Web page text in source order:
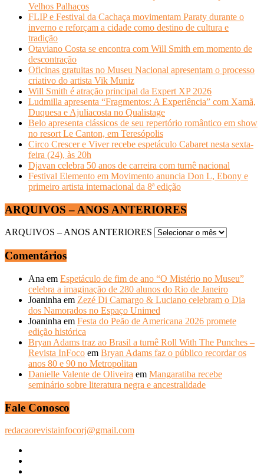
Velhos Palhaços
FLIP e Festival da Cachaça movimentam Paraty durante o
inverno e reforçam a cidade como destino de cultura e
tradição
Otaviano Costa se encontra com Will Smith em momento de
descontração
Oficinas gratuitas no Museu Nacional apresentam o processo
criativo do artista Vik Muniz
Will Smith é atração principal da Expert XP 2026
Ludmilla apresenta “Fragmentos: A Experiência” com Xamã,
Duquesa e Ajuliacosta no Qualistage
Belo apresenta clássicos de seu repertório romântico em show
no resort Le Canton, em Teresópolis
Circo Crescer e Viver recebe espetáculo Cabaret nesta sexta-
feira (24), às 20h
Djavan celebra 50 anos de carreira com turnê nacional
Festival Elemento em Movimento anuncia Don L, Ebony e
primeiro artista internacional da 8ª edição
ARQUIVOS – ANOS ANTERIORES
ARQUIVOS – ANOS ANTERIORES
Comentários
Ana em Espetáculo de fim de ano “O Mistério no Museu”
celebra a imaginação de 280 alunos do Rio de Janeiro
Joaninha em Zezé Di Camargo & Luciano celebram o Dia
dos Namorados no Espaço Unimed
Joaninha em Festa do Peão de Americana 2026 promete
edição histórica
Bryan Adams traz ao Brasil a turnê Roll With The Punches –
Revista InFoco em Bryan Adams faz o público recordar os
anos 80 e 90 no Metropolitan
Danielle Valente de Oliveira em Mangaratiba recebe
seminário sobre literatura negra e ancestralidade
Fale Conosco
redacaorevistainfocorj@gmail.com